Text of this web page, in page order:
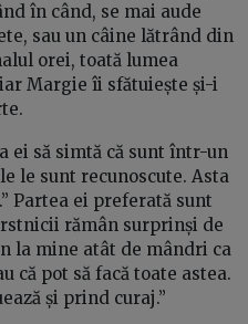
în când, se mai aude
sau un câine lătrând din
orei, toată lumea
Margie îi sfătuiește și-i
ei să simtă că sunt într-un
le sunt recunoscute. Asta
Partea ei preferată sunt
rămân surprinși de
la mine atât de mândri ca
că pot să facă toate astea.
și prind curaj.”